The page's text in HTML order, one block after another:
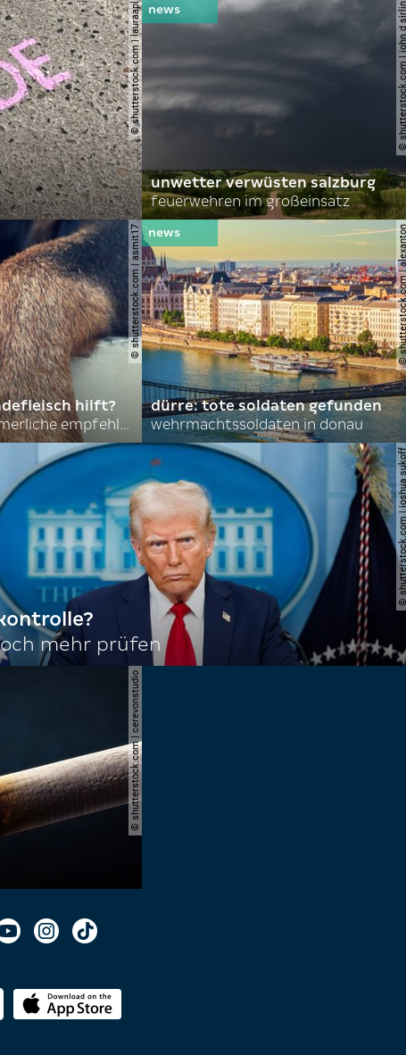
© shutterstock.com | lauraapl ©
unwetter verwüsten salzburg
feuerwehren im großeinsatz
© shutterstock.com | asmit17
hilft?
nordkoreas sommerliche empfehlungen
©
dürre: tote soldaten gefunden
wehrmachtssoldaten in donau
©
mehr prüfen
© shutterstock.com | cerevonstudio